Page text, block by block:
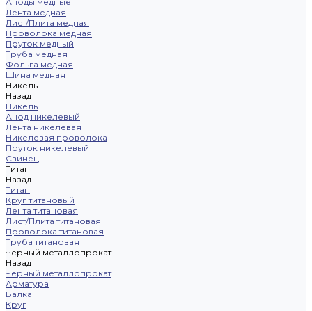
Лента медная
Лист/Плита медная
Проволока медная
Пруток медный
Труба медная
Фольга медная
Шина медная
Никель
Назад
Никель
Анод никелевый
Лента никелевая
Никелевая проволока
Пруток никелевый
Свинец
Титан
Назад
Титан
Круг титановый
Лента титановая
Лист/Плита титановая
Проволока титановая
Труба титановая
Черный металлопрокат
Назад
Черный металлопрокат
Арматура
Балка
Круг